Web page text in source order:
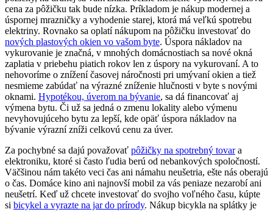
cena za pôžičku tak bude nízka. Príkladom je nákup modernej a
úspornej mrazničky a vyhodenie starej, ktorá má veľkú spotrebu
elektriny. Rovnako sa oplatí nákupom na pôžičku investovať do
nových plastových okien vo vašom byte. Úspora nákladov na
vykurovanie je značná, v mnohých domácnostiach sa nové okná
zaplatia v priebehu piatich rokov len z úspory na vykurovaní. A to
nehovoríme o znížení časovej náročnosti pri umývaní okien a tiež
nesmieme zabúdať na výrazné zníženie hlučnosti v byte s novými
oknami. Hypotékou, úverom na bývanie, sa dá financovať aj
výmena bytu. Či už sa jedná o zmenu lokality alebo výmenu
nevyhovujúceho bytu za lepší, kde opäť úspora nákladov na
bývanie výrazní zníži celkovú cenu za úver.
Za pochybné sa dajú považovať pôžičky na spotrebný tovara
elektroniku, ktoré si často ľudia berú od nebankových spoločností.
Väčšinou nám takéto veci čas ani námahu neušetria, ešte nás oberajú
o čas. Domáce kino ani najnovší mobil za vás peniaze nezarobí ani
neušetrí. Keď už chcete investovať do svojho voľného času, kúpte
si bicykel a vyrazte na jar do prírody. Nákup bicykla na splátky je